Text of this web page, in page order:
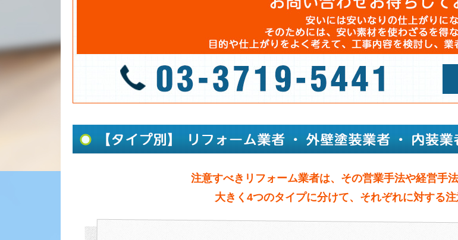
注意すべきリフォーム業者は、その営業手法や経営手
大きく4つのタイプに分けて、それぞれに対する注